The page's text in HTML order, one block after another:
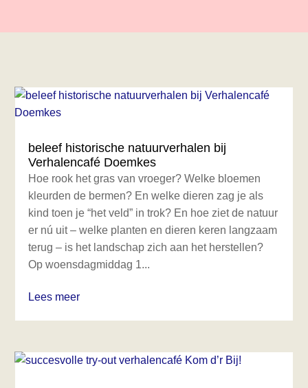
beleef historische natuurverhalen bij
Verhalencafé Doemkes
Hoe rook het gras van vroeger? Welke bloemen
kleurden de bermen? En welke dieren zag je als
kind toen je “het veld” in trok? En hoe ziet de natuur
er nú uit – welke planten en dieren keren langzaam
terug – is het landschap zich aan het herstellen?
Op woensdagmiddag 1...
Lees meer